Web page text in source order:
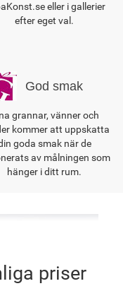
eller i gallerier
efter eget val.
God smak
grannar, vänner och
kommer att uppskatta
goda smak när de
av målningen som
hänger i ditt rum.
priser